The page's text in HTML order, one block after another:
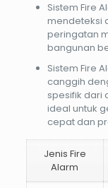
Sistem Fire
mendeteksi
peringatan
bangunan
Sistem Fire
canggih
spesifik dari
ideal untuk
cepat dan
Jenis Fire
Alarm